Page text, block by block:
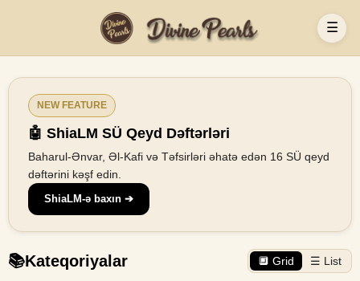
☰
NEW FEATURE
🤖 ShiaLM SÜ Qeyd Dəftərləri
Baharul-Ənvar, Əl-Kafi və Təfsirləri əhatə edən 16 SÜ qeyd
dəftərini kəşf edin.
ShiaLM-ə baxın ➔
📚Kateqoriyalar 🔲 Grid ☰ List